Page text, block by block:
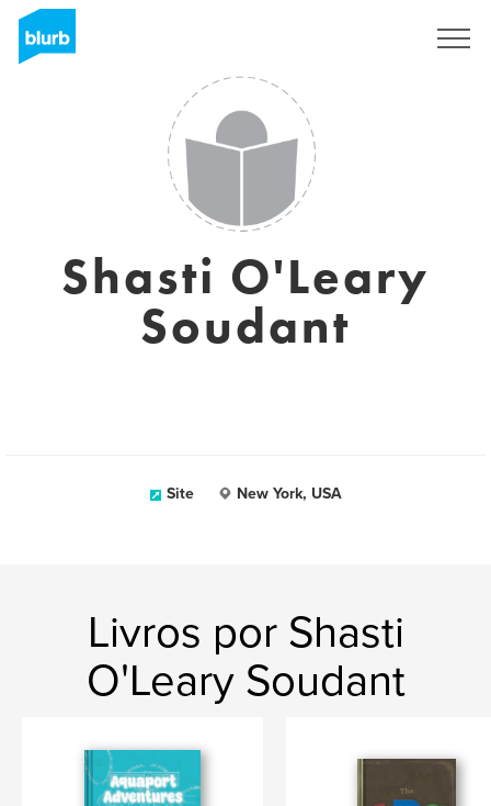
Shasti O'Leary
Soudant
Site New York, USA
Livros por Shasti
O'Leary Soudant